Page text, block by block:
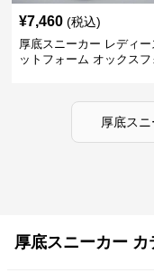
¥7,460 (税込)
厚底スニーカー レディー
ットフォーム オックスフ
厚底ス
厚底スニーカー カ